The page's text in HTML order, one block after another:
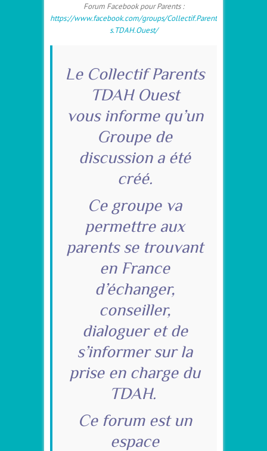
Forum Facebook pour Parents :
https://www.facebook.com/groups/Collectif.Parent
s.TDAH.Ouest/
Le Collectif Parents
TDAH Ouest
vous informe qu’un
Groupe de
discussion a été
créé.
Ce groupe va
permettre aux
parents se trouvant
en France
d’échanger,
conseiller,
dialoguer et de
s’informer sur la
prise en charge du
TDAH.
Ce forum est un
espace